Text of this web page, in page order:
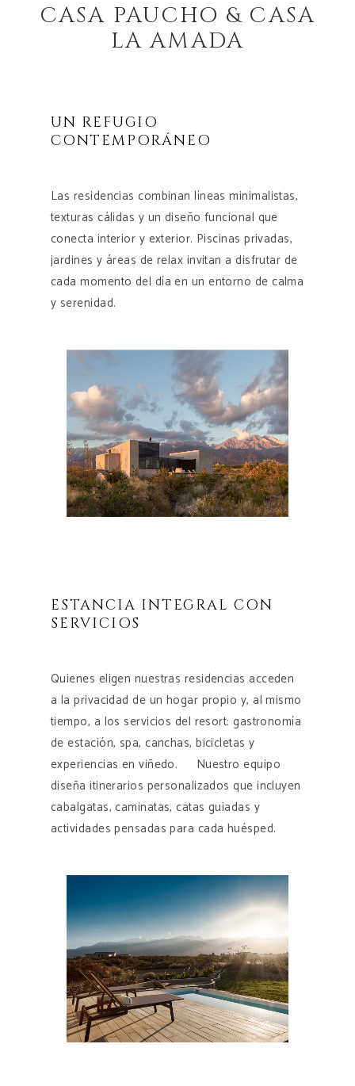
CASA PAUCHO & CASA
LA AMADA
UN REFUGIO
CONTEMPORÁNEO
Las residencias combinan líneas minimalistas,
texturas cálidas y un diseño funcional que
conecta interior y exterior. Piscinas privadas,
jardines y áreas de relax invitan a disfrutar de
cada momento del día en un entorno de calma
y serenidad.
ESTANCIA INTEGRAL CON
SERVICIOS
Quienes eligen nuestras residencias acceden
a la privacidad de un hogar propio y, al mismo
tiempo, a los servicios del resort: gastronomía
de estación, spa, canchas, bicicletas y
experiencias en viñedo. Nuestro equipo
diseña itinerarios personalizados que incluyen
cabalgatas, caminatas, catas guiadas y
actividades pensadas para cada huésped.